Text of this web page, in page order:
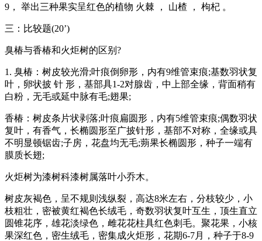
9， 举出三种果实呈红色的植物 火棘 ， 山楂 ， 枸杞 。
三：比较题(20’)
臭椿与香椿和火炬树的区别?
1. 臭椿：树皮较光滑;叶痕倒卵形，内有9维管束痕;基数羽状复
叶，卵状披 针 形，基部具1-2对腺齿，中上部全缘，背面稍有
白粉，无毛或延中脉有毛;翅果;
香椿：树皮条片状剥落;叶痕扁圆形，内有5维管束痕;偶数羽状
复叶，有香气，长椭圆形至广披针形，基部不对称，全缘或具
不明显顿锯齿;子房，花盘均无毛;蒴果长椭圆形，种子一端有
膜质长翅;
火炬树为漆树科漆树属落叶小乔木。
树皮灰褐色，呈不规则浅纵裂，高达8米左右，分枝较少，小
枝粗壮，密被黄红褐色长绒毛，奇数羽状复叶互生，顶生直立
圆锥花序，雄花淡绿色，雌花花柱具红色刺毛。聚花果，小核
果深红色，密生绒毛，密集成火炬形，花期6-7月，种子于8-9